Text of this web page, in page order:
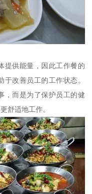
提供能量，因此工作餐的
改善员工的工作状态。
，而是为了保护员工的健
舒适地工作。